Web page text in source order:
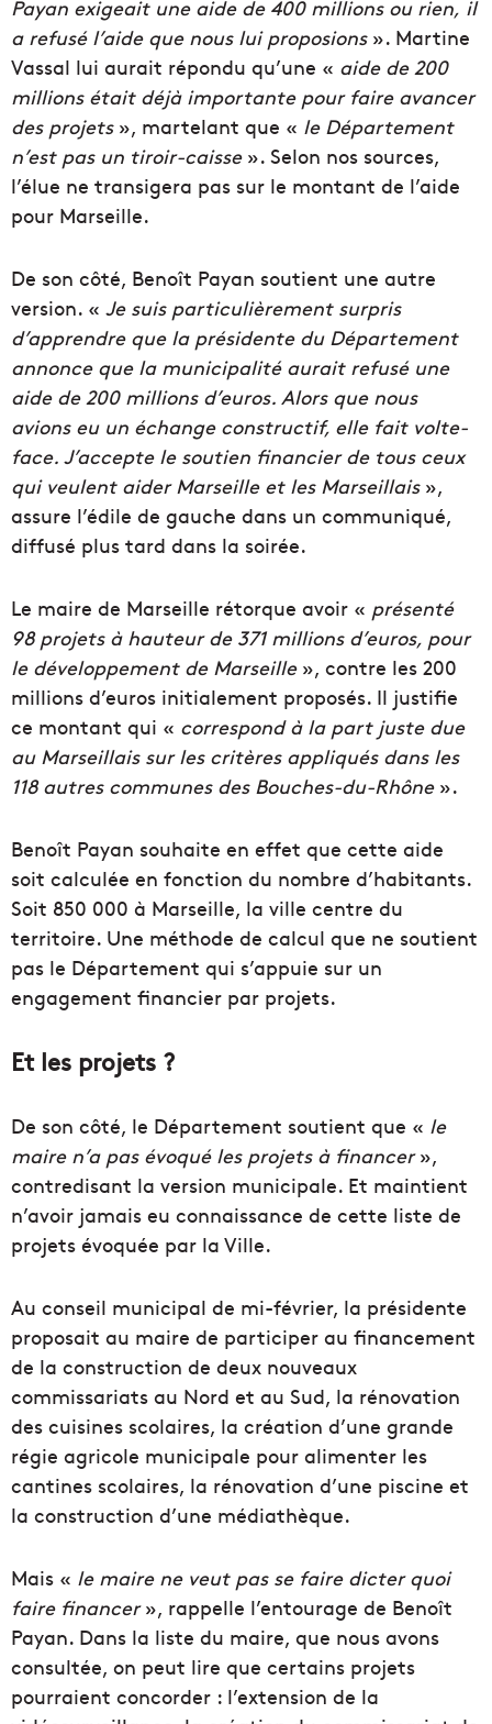
Payan exigeait une aide de 400 millions ou rien, il
a refusé l’aide que nous lui proposions». Martine
Vassal lui aurait répondu qu’une « aide de 200
millions était déjà importante pour faire avancer
des projets», martelant que « le Département
n’est pas un tiroir-caisse». Selon nos sources,
l’élue ne transigera pas sur le montant de l’aide
pour Marseille.
De son côté, Benoît Payan soutient une autre
version. « Je suis particulièrement surpris
d’apprendre que la présidente du Département
annonce que la municipalité aurait refusé une
aide de 200 millions d’euros. Alors que nous
avions eu un échange constructif, elle fait volte-
face. J’accepte le soutien financier de tous ceux
qui veulent aider Marseille et les Marseillais»,
assure l’édile de gauche dans un communiqué,
diffusé plus tard dans la soirée.
Le maire de Marseille rétorque avoir « présenté
98 projets à hauteur de 371 millions d’euros, pour
le développement de Marseille», contre les 200
millions d’euros initialement proposés. Il justifie
ce montant qui « correspond à la part juste due
au Marseillais sur les critères appliqués dans les
118 autres communes des Bouches-du-Rhône».
Benoît Payan souhaite en effet que cette aide
soit calculée en fonction du nombre d’habitants.
Soit 850 000 à Marseille, la ville centre du
territoire. Une méthode de calcul que ne soutient
pas le Département qui s’appuie sur un
engagement financier par projets.
Et les projets ?
De son côté, le Département soutient que « le
maire n’a pas évoqué les projets à financer»,
contredisant la version municipale. Et maintient
n’avoir jamais eu connaissance de cette liste de
projets évoquée par la Ville.
Au conseil municipal de mi-février, la présidente
proposait au maire de participer au financement
de la construction de deux nouveaux
commissariats au Nord et au Sud, la rénovation
des cuisines scolaires, la création d’une grande
régie agricole municipale pour alimenter les
cantines scolaires, la rénovation d’une piscine et
la construction d’une médiathèque.
Mais « le maire ne veut pas se faire dicter quoi
faire financer», rappelle l’entourage de Benoît
Payan. Dans la liste du maire, que nous avons
consultée, on peut lire que certains projets
pourraient concorder : l’extension de la